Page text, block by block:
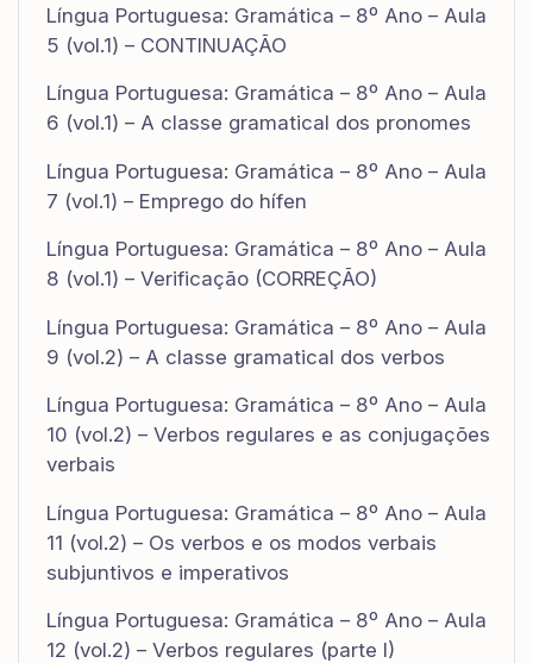
Língua Portuguesa: Gramática – 8º Ano – Aula
5 (vol.1) – CONTINUAÇÃO
Língua Portuguesa: Gramática – 8º Ano – Aula
6 (vol.1) – A classe gramatical dos pronomes
Língua Portuguesa: Gramática – 8º Ano – Aula
7 (vol.1) – Emprego do hífen
Língua Portuguesa: Gramática – 8º Ano – Aula
8 (vol.1) – Verificação (CORREÇÃO)
Língua Portuguesa: Gramática – 8º Ano – Aula
9 (vol.2) – A classe gramatical dos verbos
Língua Portuguesa: Gramática – 8º Ano – Aula
10 (vol.2) – Verbos regulares e as conjugações
verbais
Língua Portuguesa: Gramática – 8º Ano – Aula
11 (vol.2) – Os verbos e os modos verbais
subjuntivos e imperativos
Língua Portuguesa: Gramática – 8º Ano – Aula
12 (vol.2) – Verbos regulares (parte I)